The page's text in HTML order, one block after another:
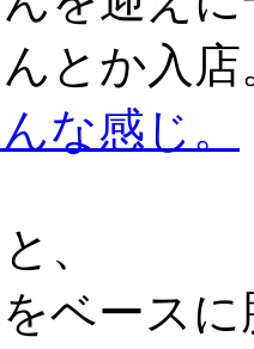
とか入店
な感じ。
、
ベース